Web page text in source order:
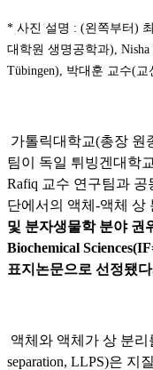
* 사진 설명 : (왼쪽부터)
대학원 생명공학과),
Tübingen), 박대훈 교수(
가톨릭대학교(총장 원
팀이 독일 튀빙겐대학
Rafiq 교수 연구팀과
단에서의 액체-액체 상
및 분자생물학 분야 권
Biochemical
표지논문으로 선정됐
액체와 액체가 상 분리
separation, LLPS)은 지